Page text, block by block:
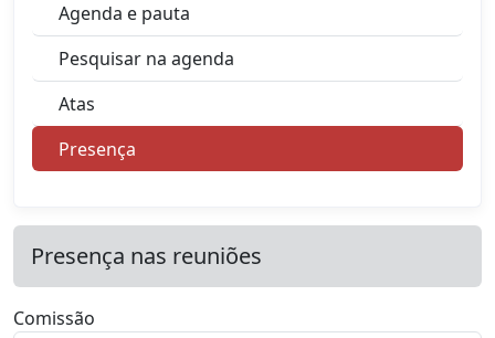
Agenda e pauta
Pesquisar na agenda
Atas
Presença
Presença nas reuniões
Comissão